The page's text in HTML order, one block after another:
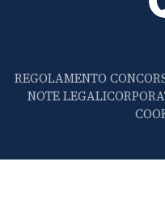
REGOLAMENTO
NOTE LEGALI